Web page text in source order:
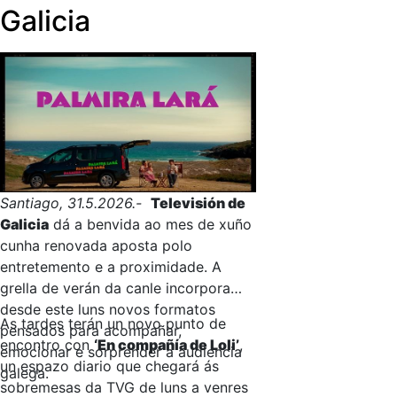
(Irlanda do Norte),
da TVG ‘+ Cuñados’, alzouse co
premio Celtic Media na categoría de
Galicia
Santiago, 31.5.2026.- Televisión de
Galicia dá a benvida ao mes de xuño
cunha renovada aposta polo
entretemento e a proximidade. A
grella de verán da canle incorpora
desde este luns novos formatos
pensados para acompañar,
emocionar e sorprender a audiencia
galega.
As tardes terán un novo punto de
encontro con‘En compañía de Loli’,
un espazo diario que chegará ás
sobremesas da TVG de luns a venres